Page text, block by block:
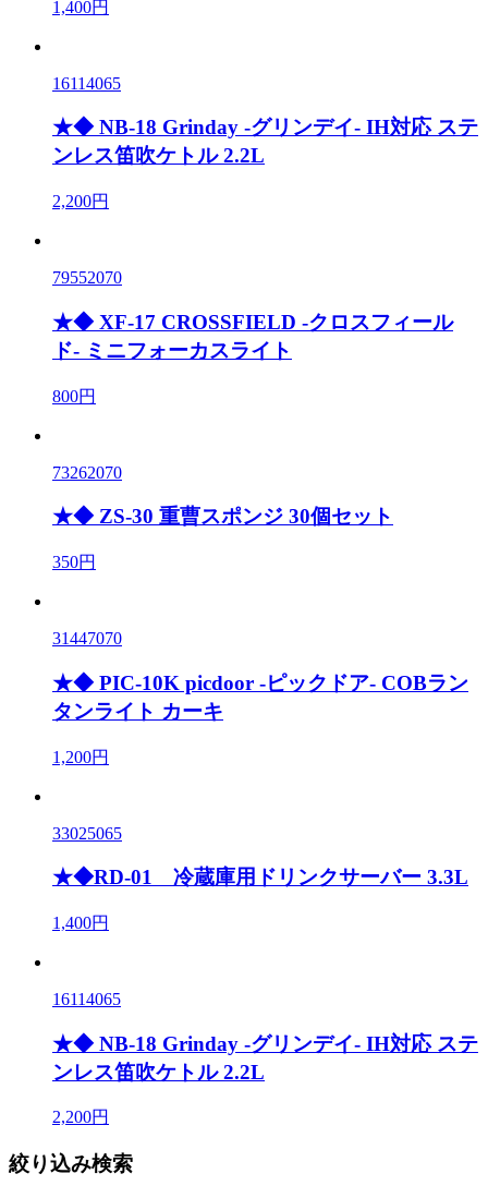
1,400円
16114065
★◆ NB-18 Grinday -グリンデイ- IH対応 ステ
ンレス笛吹ケトル 2.2L
2,200円
79552070
★◆ XF-17 CROSSFIELD -クロスフィール
ド- ミニフォーカスライト
800円
73262070
★◆ ZS-30 重曹スポンジ 30個セット
350円
31447070
★◆ PIC-10K picdoor -ピックドア- COBラン
タンライト カーキ
1,200円
33025065
★◆RD-01 冷蔵庫用ドリンクサーバー 3.3L
1,400円
16114065
★◆ NB-18 Grinday -グリンデイ- IH対応 ステ
ンレス笛吹ケトル 2.2L
2,200円
絞り込み検索